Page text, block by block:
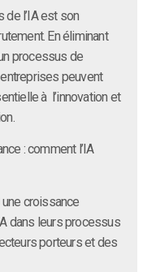
de l’IA est son
En éliminant
processus de
peuvent
à l’innovation et
: comment l’IA
croissance
dans leurs processus
porteurs et des